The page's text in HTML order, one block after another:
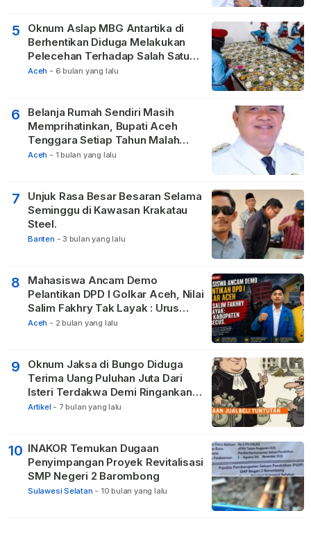
5
Oknum Aslap MBG Antartika di
Berhentikan Diduga Melakukan
Pelecehan Terhadap Salah Satu
Relawan
Aceh - 6 bulan yang lalu
6
Belanja Rumah Sendiri Masih
Memprihatinkan, Bupati Aceh
Tenggara Setiap Tahun Malah
Membangun Pasilitas Rumah
Aceh - 1 bulan yang lalu
7
Unjuk Rasa Besar Besaran Selama
Seminggu di Kawasan Krakatau
Steel.
Banten - 3 bulan yang lalu
8
Mahasiswa Ancam Demo
Pelantikan DPD I Golkar Aceh, Nilai
Salim Fakhry Tak Layak : Urus
Kabupaten Tak Becus.
Aceh - 2 bulan yang lalu
9
Oknum Jaksa di Bungo Diduga
Terima Uang Puluhan Juta Dari
Isteri Terdakwa Demi Ringankan
Hukuman
Artikel - 7 bulan yang lalu
10 INAKOR Temukan Dugaan
Penyimpangan Proyek Revitalisasi
SMP Negeri 2 Barombong
Sulawesi Selatan - 10 bulan yang lalu